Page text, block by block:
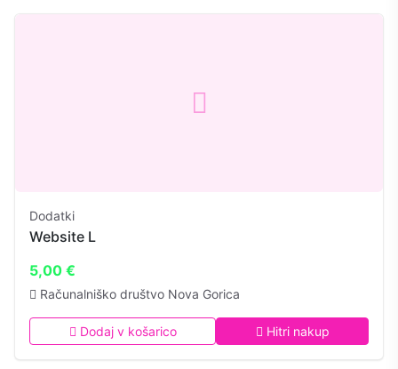
Dodatki
Website L
5,00 €
Računalniško društvo Nova Gorica
Dodaj v košarico Hitri nakup